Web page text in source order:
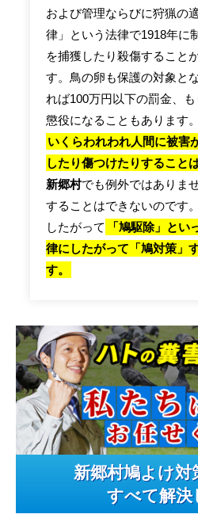
および管理ならびに狩猟の
律」という法律で1918年に
を捕獲したり殺傷すること
す。鳥の卵も保護の対象と
れば100万円以下の罰金、
懲役になることもあります。
いくらわれわれ人間に被害
したり傷つけたりすること
新郷村でも例外ではありま
することはできないのです。
したがって
「鳩駆除」とい
律にしたがって「鳩対策」
す。
新郷村鳩よけ
すべて解決